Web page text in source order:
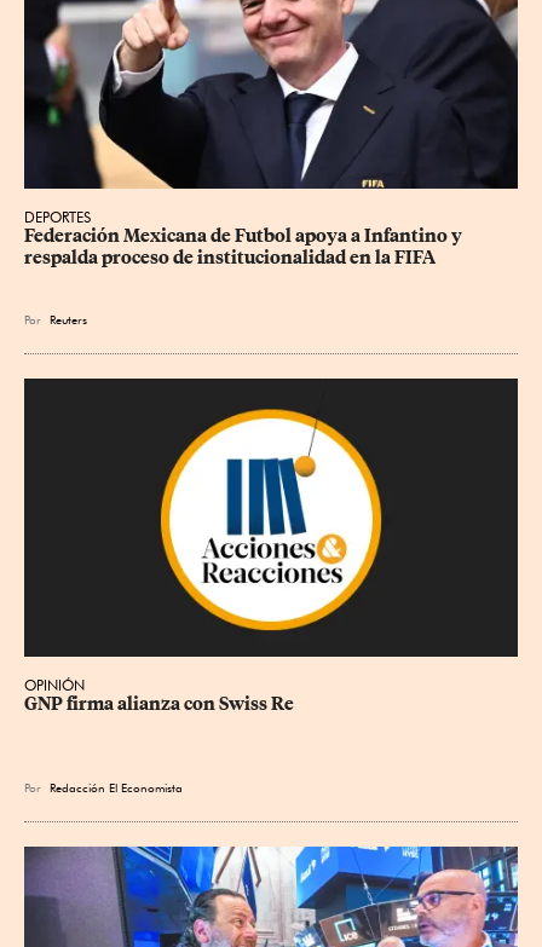
DEPORTES
Federación Mexicana de Futbol apoya a Infantino y
respalda proceso de institucionalidad en la FIFA
Por Reuters
OPINIÓN
GNP firma alianza con Swiss Re
Por Redacción El Economista